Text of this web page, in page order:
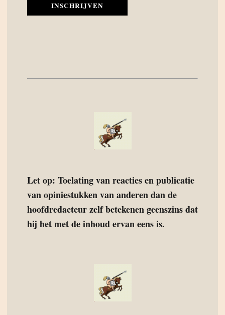
INSCHRIJVEN
Let op: Toelating van reacties en publicatie
van opiniestukken van anderen dan de
hoofdredacteur zelf betekenen geenszins dat
hij het met de inhoud ervan eens is.